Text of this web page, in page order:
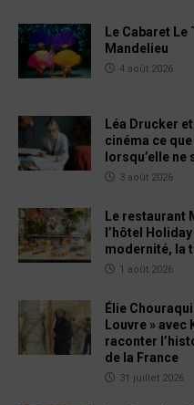
Le Cabaret
Mandelieu
4 août 2026
Léa Drucker
cinéma ce que
lorsqu’elle ne
3 août 2026
Le restaurant
l’hôtel
modernité, la
1 août 2026
Élie
Louvre » avec
raconter
de la France
31 juillet 2026